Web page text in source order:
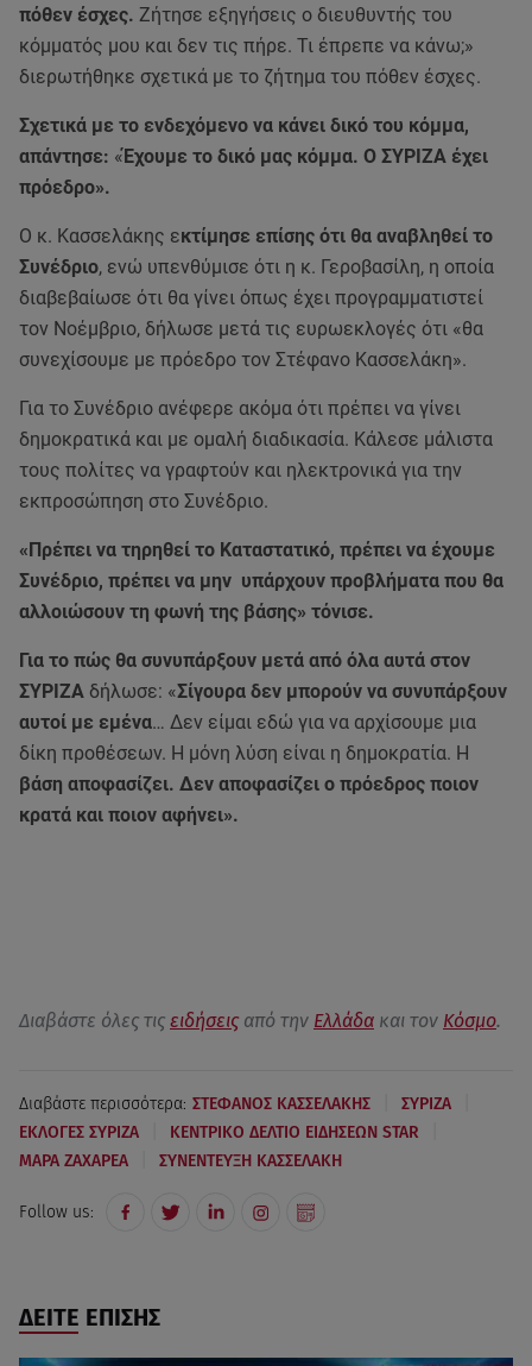
πόθεν έσχες. Ζήτησε εξηγήσεις ο διευθυντής του
κόμματός μου και δεν τις πήρε. Τι έπρεπε να κάνω;»
διερωτήθηκε σχετικά με το ζήτημα του πόθεν έσχες.
Σχετικά με το ενδεχόμενο να κάνει δικό του κόμμα,
απάντησε: «Έχουμε το δικό μας κόμμα. Ο ΣΥΡΙΖΑ έχει
πρόεδρο».
Ο κ. Κασσελάκης εκτίμησε επίσης ότι θα αναβληθεί το
Συνέδριο, ενώ υπενθύμισε ότι η κ. Γεροβασίλη, η οποία
διαβεβαίωσε ότι θα γίνει όπως έχει προγραμματιστεί
τον Νοέμβριο, δήλωσε μετά τις ευρωεκλογές ότι «θα
συνεχίσουμε με πρόεδρο τον Στέφανο Κασσελάκη».
Για το Συνέδριο ανέφερε ακόμα ότι πρέπει να γίνει
δημοκρατικά και με ομαλή διαδικασία. Κάλεσε μάλιστα
τους πολίτες να γραφτούν και ηλεκτρονικά για την
εκπροσώπηση στο Συνέδριο.
«Πρέπει να τηρηθεί το Καταστατικό, πρέπει να έχουμε
Συνέδριο, πρέπει να μην υπάρχουν προβλήματα που θα
αλλοιώσουν τη φωνή της βάσης» τόνισε.
Για το πώς θα συνυπάρξουν μετά από όλα αυτά στον
ΣΥΡΙΖΑ δήλωσε: «Σίγουρα δεν μπορούν να συνυπάρξουν
αυτοί με εμένα… Δεν είμαι εδώ για να αρχίσουμε μια
δίκη προθέσεων. Η μόνη λύση είναι η δημοκρατία. Η
βάση αποφασίζει. Δεν αποφασίζει ο πρόεδρος ποιον
κρατά και ποιον αφήνει».
Διαβάστε όλες τις ειδήσεις από την Ελλάδα και τον Κόσμο.
Διαβάστε περισσότερα: ΣΤΕΦΑΝΟΣ ΚΑΣΣΕΛΑΚΗΣ ΣΥΡΙΖΑ
ΕΚΛΟΓΕΣ ΣΥΡΙΖΑ ΚΕΝΤΡΙΚΟ ΔΕΛΤΙΟ ΕΙΔΗΣΕΩΝ STAR
ΜΑΡΑ ΖΑΧΑΡΕΑ ΣΥΝΕΝΤΕΥΞΗ ΚΑΣΣΕΛΑΚΗ
Follow us:
ΔΕΙΤΕ ΕΠΙΣΗΣ